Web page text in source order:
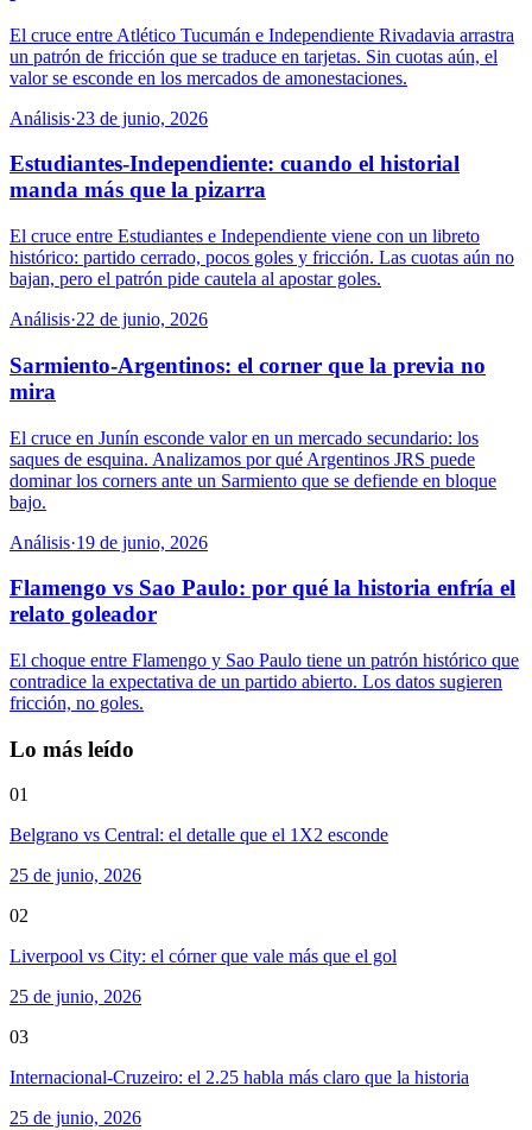
El cruce entre Atlético Tucumán e Independiente Rivadavia arrastra
un patrón de fricción que se traduce en tarjetas. Sin cuotas aún, el
valor se esconde en los mercados de amonestaciones.
Análisis·23 de junio, 2026
Estudiantes-Independiente: cuando el historial
manda más que la pizarra
El cruce entre Estudiantes e Independiente viene con un libreto
histórico: partido cerrado, pocos goles y fricción. Las cuotas aún no
bajan, pero el patrón pide cautela al apostar goles.
Análisis·22 de junio, 2026
Sarmiento-Argentinos: el corner que la previa no
mira
El cruce en Junín esconde valor en un mercado secundario: los
saques de esquina. Analizamos por qué Argentinos JRS puede
dominar los corners ante un Sarmiento que se defiende en bloque
bajo.
Análisis·19 de junio, 2026
Flamengo vs Sao Paulo: por qué la historia enfría el
relato goleador
El choque entre Flamengo y Sao Paulo tiene un patrón histórico que
contradice la expectativa de un partido abierto. Los datos sugieren
fricción, no goles.
Lo más leído
01
Belgrano vs Central: el detalle que el 1X2 esconde
25 de junio, 2026
02
Liverpool vs City: el córner que vale más que el gol
25 de junio, 2026
03
Internacional-Cruzeiro: el 2.25 habla más claro que la historia
25 de junio, 2026